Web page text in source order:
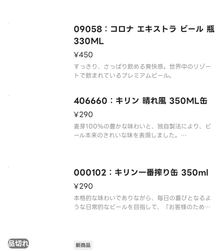
ことから発酵がスムーズに進み
09058：コロナ エキストラ ビール 瓶
330ML
¥450
すっきり、さっぱり飲める爽快感。世界中のリゾー
406660：キリン 晴れ風 350ML缶
¥290
麦芽100%の豊かな味わいと、独自製法により、ビ
ール本来のきれいな味を表現しました。
50％以上使用。添加タイミン
000102：キリン一番搾り缶 350ml
¥290
本格的な味わいでありながら、毎日の喜びとなるよ
うな日常的なビールを目指して、「お客様のため
しか使わない一番搾り（R）製法で
品切れ 新商品